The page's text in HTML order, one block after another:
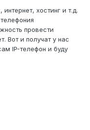
хостинг и т.д.
провести
Вот и получат у нас
IP-телефон и буду